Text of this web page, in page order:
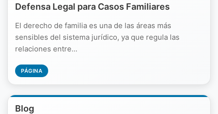
Defensa Legal para Casos Familiares
El derecho de familia es una de las áreas más
sensibles del sistema jurídico, ya que regula las
relaciones entre...
PÁGINA
Blog